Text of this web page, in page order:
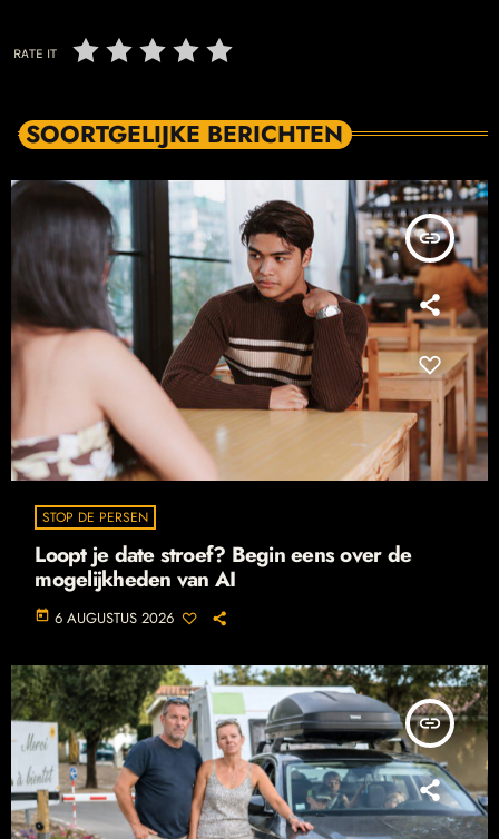
RATE IT
SOORTGELIJKE BERICHTEN
insert_link
STOP DE PERSEN
Loopt je date stroef? Begin eens over de
mogelijkheden van AI
today 6 AUGUSTUS 2026
insert_link